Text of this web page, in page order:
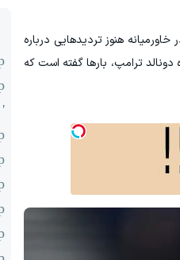
هنوز تردیدهایی درباره
دونالد ترامپ، بارها گفته است که